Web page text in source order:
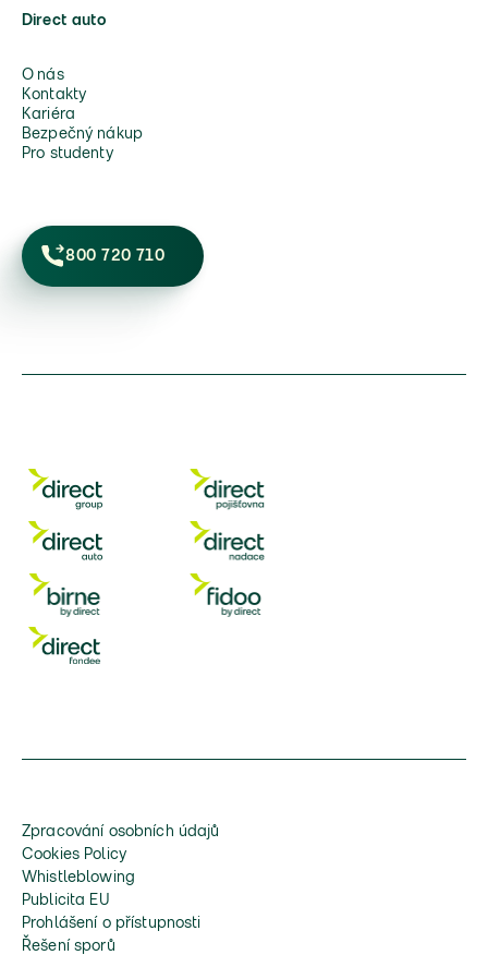
Direct auto
O nás
Kontakty
Kariéra
Bezpečný nákup
Pro studenty
800 720 710
Zpracování osobních údajů
Cookies Policy
Whistleblowing
Publicita EU
Prohlášení o přístupnosti
Řešení sporů